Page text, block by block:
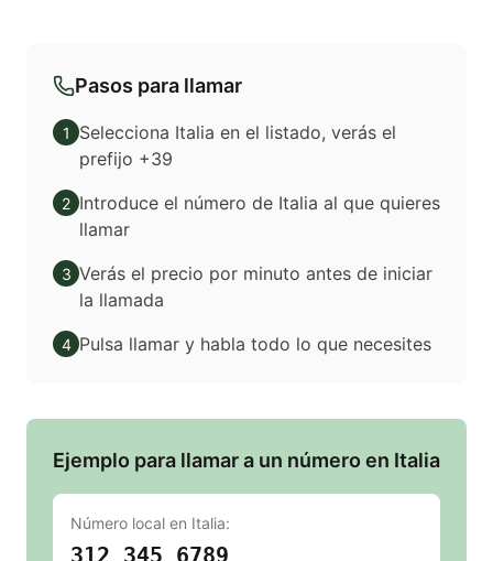
Pasos para llamar
1
Selecciona Italia en el listado, verás el
prefijo +39
2 Introduce el número de Italia al que quieres
llamar
3 Verás el precio por minuto antes de iniciar
la llamada
4 Pulsa llamar y habla todo lo que necesites
Ejemplo para llamar a un número en Italia
Número local en Italia:
312 345 6789